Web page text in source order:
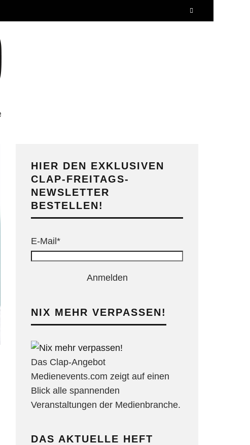
HIER DEN EXKLUSIVEN
CLAP-FREITAGS-
NEWSLETTER
BESTELLEN!
E-Mail*
Anmelden
NIX MEHR VERPASSEN!
Das Clap-Angebot
Medienevents.com zeigt auf einen
Blick alle spannenden
Veranstaltungen der Medienbranche.
DAS AKTUELLE HEFT